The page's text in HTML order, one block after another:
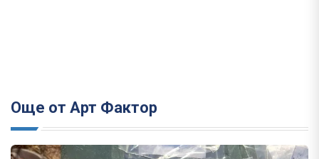
Още от Арт Фактор